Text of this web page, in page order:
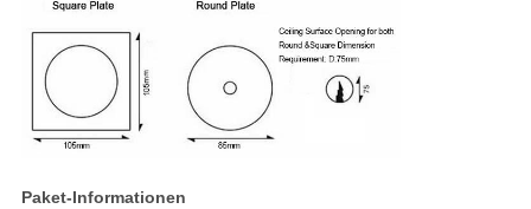
Paket-Informationen